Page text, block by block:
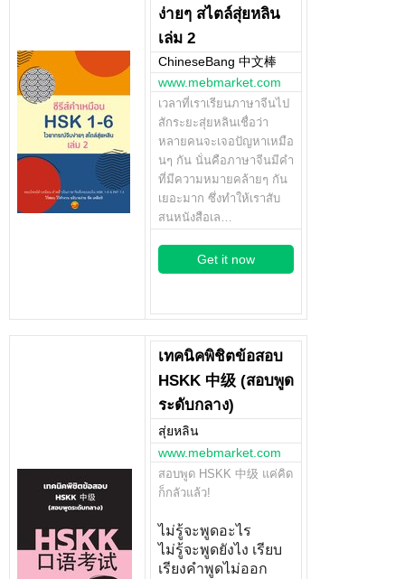
ง่ายๆ สไตล์สุ่ยหลิน
เล่ม 2
ChineseBang 中文棒
www.mebmarket.com
เวลาที่เราเรียนภาษาจีนไป
สักระยะสุ่ยหลินเชื่อว่า
หลายคนจะเจอปัญหาเหมือ
นๆ กัน นั่นคือภาษาจีนมีคำ
ที่มีความหมายคล้ายๆ กัน
เยอะมาก ซึ่งทำให้เราสับ
สนหนังสือเล…
Get it now
เทคนิคพิชิตข้อสอบ
HSKK 中级 (สอบพูด
ระดับกลาง)
สุ่ยหลิน
www.mebmarket.com
สอบพูด HSKK 中级 แค่คิด
ก็กลัวแล้ว!
ไม่รู้จะพูดอะไร
ไม่รู้จะพูดยังไง เรียบ
เรียงคำพูดไม่ออก